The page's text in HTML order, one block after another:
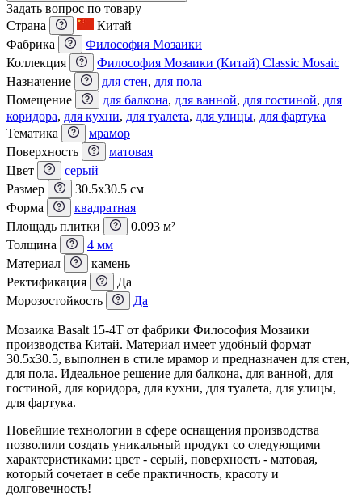
Задать вопрос по товару
Страна
Китай
Фабрика
Философия Мозаики
Коллекция
Философия Мозаики (Китай) Classic Mosaic
Назначение
для стен, для пола
Помещение
для балкона, для ванной, для гостиной, для
коридора, для кухни, для туалета, для улицы, для фартука
Тематика
мрамор
Поверхность
матовая
Цвет
серый
Размер
30.5x30.5 см
Форма
квадратная
Площадь плитки
0.093 м²
Толщина
4 мм
Материал
камень
Ректификация
Да
Морозостойкость
Да
Мозаика Basalt 15-4T от фабрики Философия Мозаики
производства Китай. Материал имеет удобный формат
30.5x30.5, выполнен в стиле мрамор и предназначен для стен,
для пола. Идеальное решение для балкона, для ванной, для
гостиной, для коридора, для кухни, для туалета, для улицы,
для фартука.
Новейшие технологии в сфере оснащения производства
позволили создать уникальный продукт со следующими
характеристиками: цвет - серый, поверхность - матовая,
который сочетает в себе практичность, красоту и
долговечность!